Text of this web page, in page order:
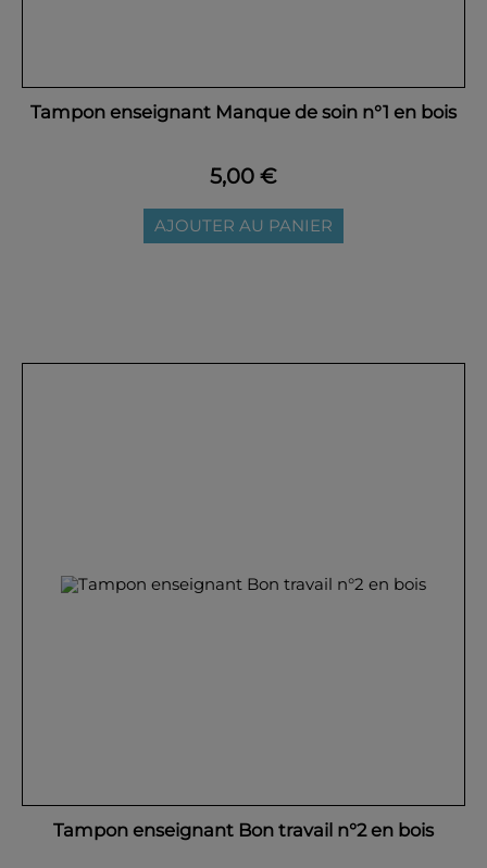
Tampon enseignant Manque de soin n°1 en bois
5,00 €
AJOUTER AU PANIER
Tampon enseignant Bon travail n°2 en bois